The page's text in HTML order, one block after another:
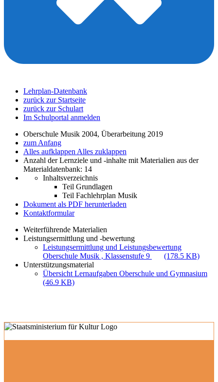
Lehrplan-Datenbank
zurück zur Startseite
zurück zur Schulart
Im Schulportal anmelden
Oberschule Musik 2004, Überarbeitung 2019
zum Anfang
Alles aufklappen Alles zuklappen
Anzahl der Lernziele und -inhalte mit Materialien aus der
Materialdatenbank: 14
Inhaltsverzeichnis
Teil Grundlagen
Teil Fachlehrplan Musik
Dokument als PDF herunterladen
Kontaktformular
Weiterführende Materialien
Leistungsermittlung und -bewertung
Leistungsermittlung und Leistungsbewertung
Oberschule Musik , Klassenstufe 9
(178.5 KB)
Unterstützungsmaterial
Übersicht Lernaufgaben Oberschule und Gymnasium
(46.9 KB)